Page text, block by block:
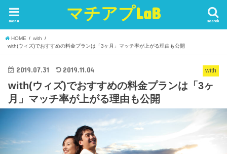
マチアプLaB search
menu
HOME
with
with(ウィズ)でおすすめの料金プランは「3ヶ月」マッチ率が上がる理由も公開
with
2019.07.31 2019.11.04
with(ウィズ)でおすすめの料金プランは「3ヶ
月」マッチ率が上がる理由も公開